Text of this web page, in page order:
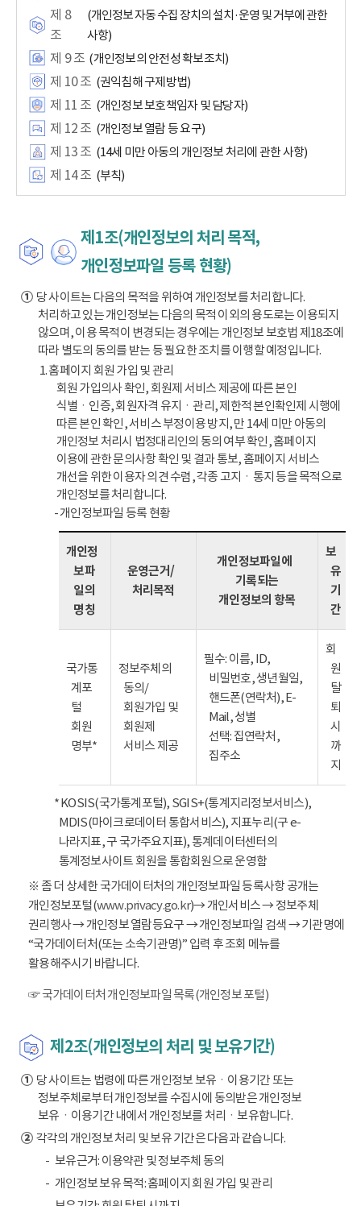
제 8
조
(개인정보 자동 수집 장치의 설치·운영 및 거부에 관한
사항)
제 9 조 (개인정보의 안전성 확보조치)
제 10 조 (권익침해 구제방법)
제 11 조 (개인정보 보호책임자 및 담당자)
제 12 조 (개인정보 열람 등 요구)
제 13 조 (14세 미만 아동의 개인정보 처리에 관한 사항)
제 14 조 (부칙)
제1조(개인정보의 처리 목적,
개인정보파일 등록 현황)
①당 사이트는 다음의 목적을 위하여 개인정보를 처리합니다.
처리하고 있는 개인정보는 다음의 목적 이외의 용도로는 이용되지
않으며, 이용 목적이 변경되는 경우에는 개인정보 보호법 제18조에
따라 별도의 동의를 받는 등 필요한 조치를 이행할 예정입니다.
1. 홈페이지 회원 가입 및 관리
회원 가입의사 확인, 회원제 서비스 제공에 따른 본인
식별ㆍ인증, 회원자격 유지ㆍ관리, 제한적 본인확인제 시행에
따른 본인 확인, 서비스 부정이용 방지, 만 14세 미만 아동의
개인정보 처리시 법정대리인의 동의 여부 확인, 홈페이지
이용에 관한 문의사항 확인 및 결과 통보, 홈페이지 서비스
개선을 위한 이용자 의견 수렴, 각종 고지ㆍ통지 등을 목적으로
개인정보를 처리합니다.
- 개인정보파일 등록 현황
개인정
보파
일의
명칭
운영근거/
처리목적
개인정보파일에
기록되는
개인정보의 항목
보
유
기
간
국가통
계포
털
회원
명부*
정보주체의
동의/
회원가입 및
회원제
서비스 제공
필수: 이름, ID,
비밀번호, 생년월일,
핸드폰(연락처), E-
Mail, 성별
선택: 집연락처,
집주소
회
원
탈
퇴
시
까
지
* KOSIS(국가통계포털), SGIS+(통계지리정보서비스),
MDIS(마이크로데이터 통합서비스), 지표누리(구 e-
나라지표, 구 국가주요지표), 통계데이터센터의
통계정보사이트 회원을 통합회원으로 운영함
※ 좀 더 상세한 국가데이터처의 개인정보파일 등록사항 공개는
개인정보포털(www.privacy.go.kr)→ 개인서비스 → 정보주체
권리행사 → 개인정보 열람등요구 → 개인정보파일 검색 → 기관명에
“국가데이터처(또는 소속기관명)” 입력 후 조회 메뉴를
활용해주시기 바랍니다.
☞ 국가데이터처 개인정보파일 목록(개인정보 포털)
제2조(개인정보의 처리 및 보유기간)
①당 사이트는 법령에 따른 개인정보 보유ㆍ이용기간 또는
정보주체로부터 개인정보를 수집시에 동의받은 개인정보
보유ㆍ이용기간 내에서 개인정보를 처리ㆍ보유합니다.
②각각의 개인정보 처리 및 보유 기간은 다음과 같습니다.
보유근거: 이용약관 및 정보주체 동의
개인정보 보유 목적: 홈페이지 회원 가입 및 관리